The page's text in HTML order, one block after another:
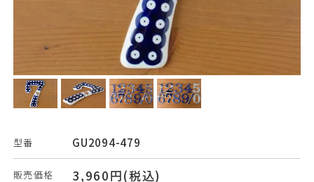
型番 GU2094-479
販売価格 3,960円(税込)